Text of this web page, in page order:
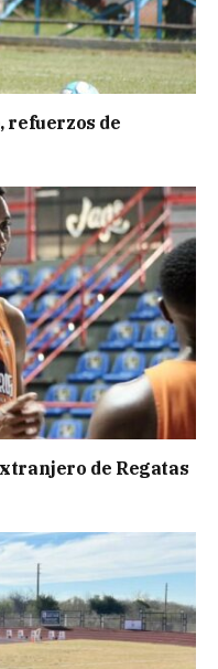
refuerzos de
de Regatas